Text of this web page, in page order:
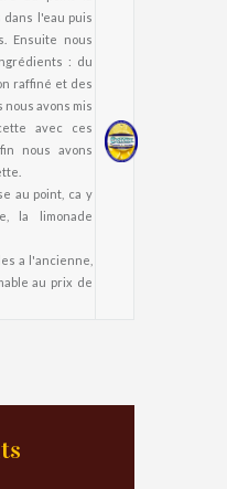
l'eau puis
Ensuite nous
: du
raffiné et des
avons mis
avec ces
nous avons
au point, ca y
la limonade
a l'ancienne,
au prix de